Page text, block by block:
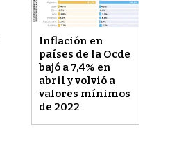
Inflación en
países de la Ocde
bajó a 7,4% en
abril y volvió a
valores mínimos
de 2022